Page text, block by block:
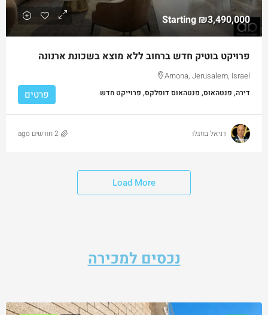
Starting₪3,490,000
פרויקט בוטיק חדש ברחוב ללא מוצא בשכונת ארנונה
Arnona, Jerusalem, Israel
דירה, פנטהאוס, פנטהאוס דופלקס, פרוייקט חדש פרטים
דניאל בוזגלו 2 חודשים ago
Load More
נכסים למכירה